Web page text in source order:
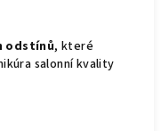
odstínů, které
salonní kvality